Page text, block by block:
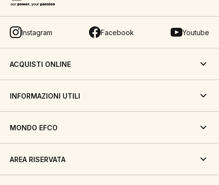
Instagram Facebook Youtube
ACQUISTI ONLINE
INFORMAZIONI UTILI
MONDO EFCO
AREA RISERVATA